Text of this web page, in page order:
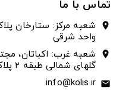
تماس با ما
location_on
واحد شرقی
location_on
شعبه غرب: اکباتان،
گلهای شمالی طبقه ۲ پلاک ۲۰۵
email
info@kolis.ir